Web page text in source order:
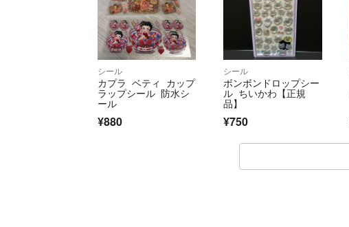
シール
カプラ ベティ カップ
ラップシール 防水シ
ール
¥880
シール
ボンボンドロップシー
ル ちいかわ【正規
品】
¥750